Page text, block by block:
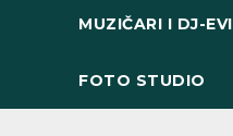
MUZIČARI I DJ-EVI
FOTO STUDIO